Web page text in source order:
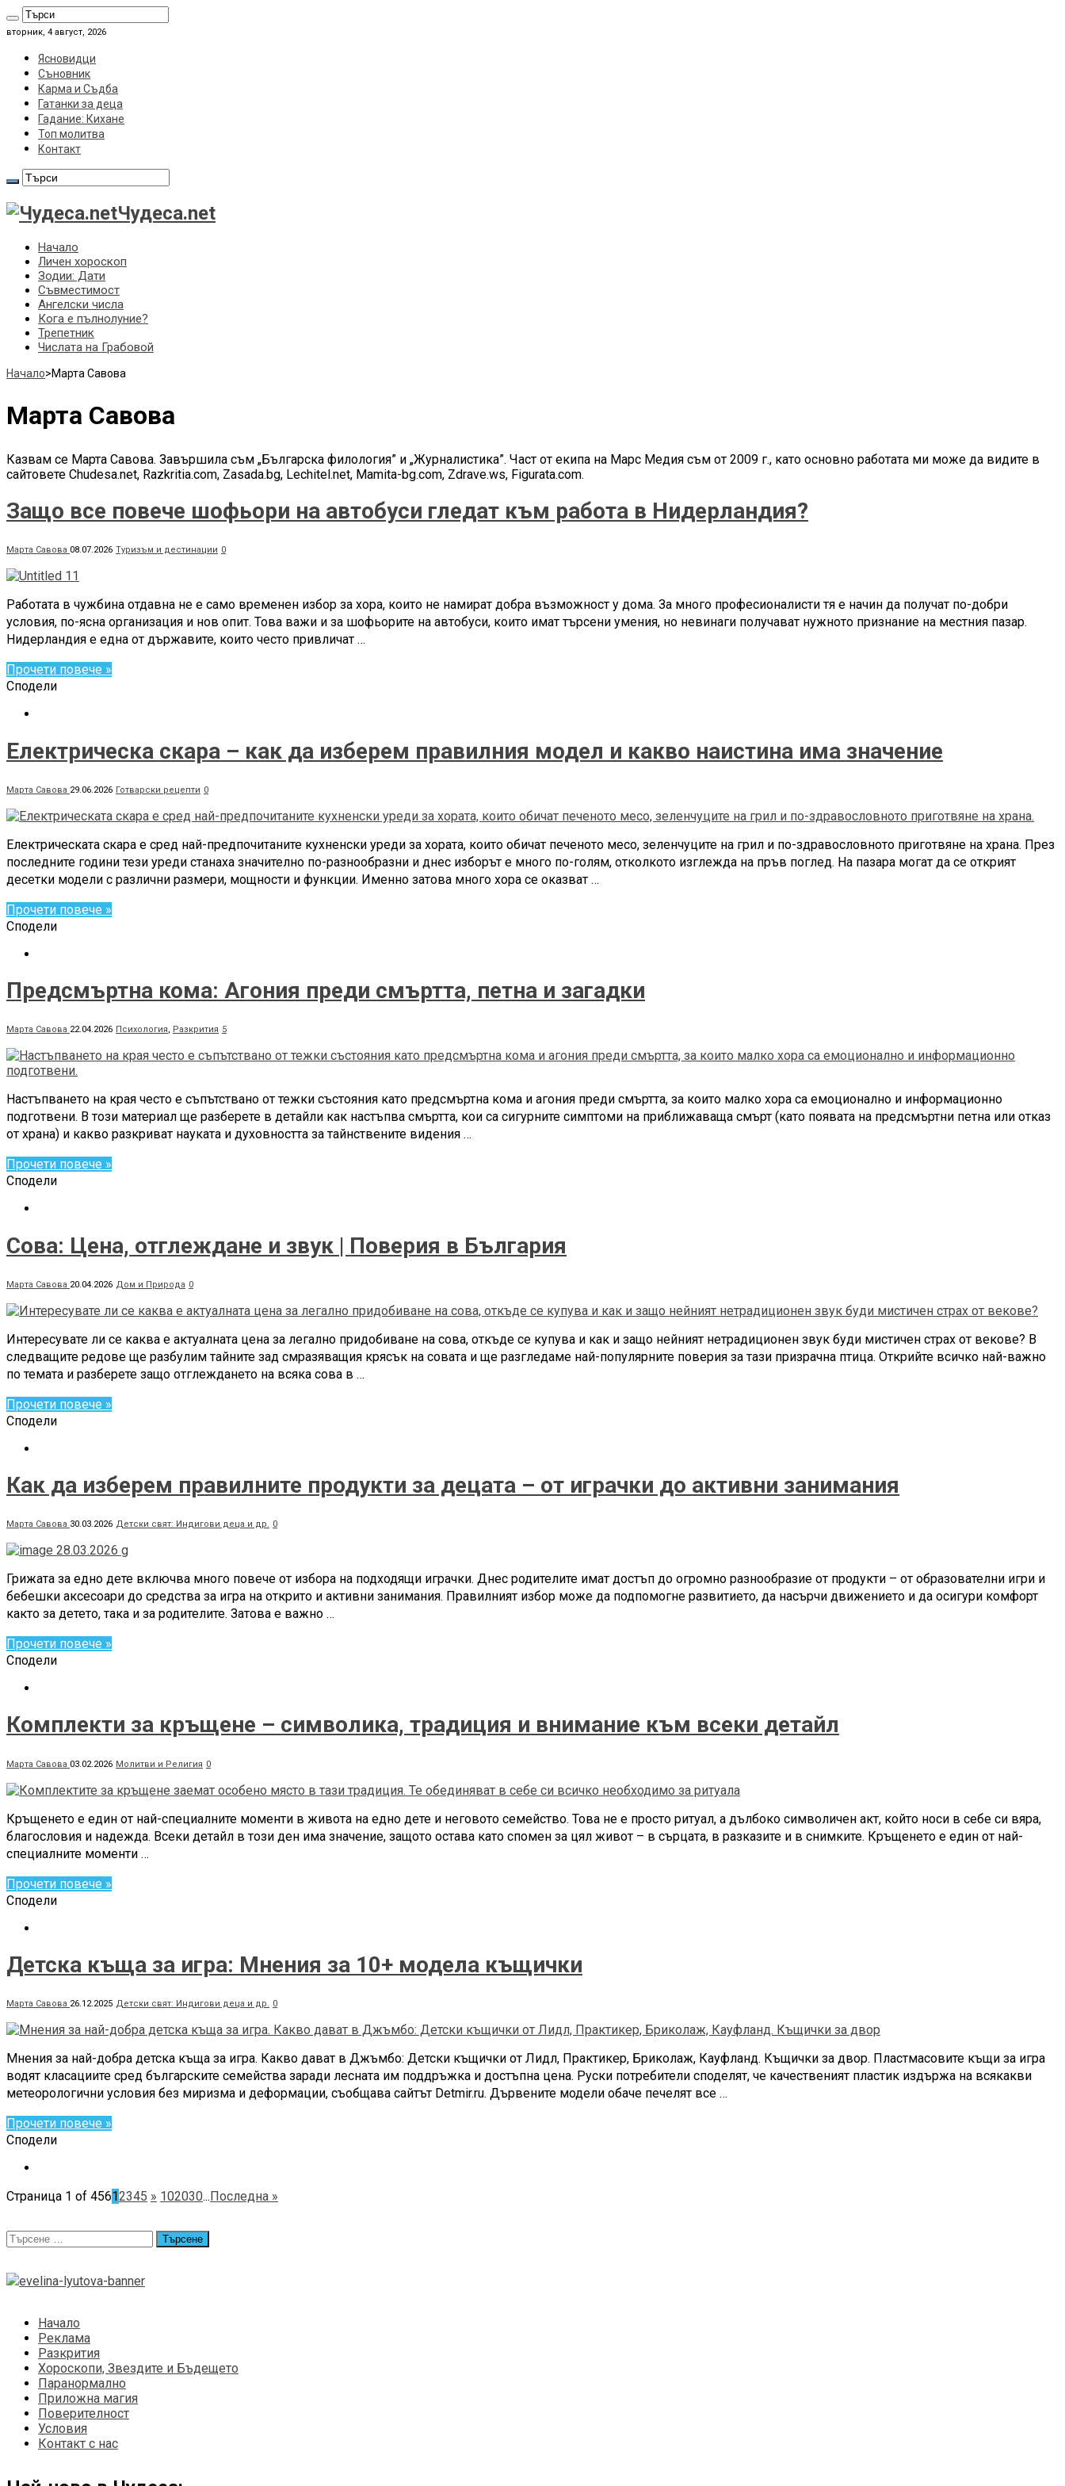
вторник, 4 август, 2026
Ясновидци
Съновник
Карма и Съдба
Гатанки за деца
Гадание: Кихане
Топ молитва
Контакт
Чудеса.net
Начало
Личен хороскоп
Зодии: Дати
Съвместимост
Ангелски числа
Кога е пълнолуние?
Трепетник
Числата на Грабовой
Начало>Марта Савова
Марта Савова
Казвам се Марта Савова. Завършила съм „Българска филология” и „Журналистика”. Част от екипа на Марс Медия съм от 2009 г., като основно работата ми може да видите в
сайтовете Chudesa.net, Razkritia.com, Zasada.bg, Lechitel.net, Mamita-bg.com, Zdrave.ws, Figurata.com.
Защо все повече шофьори на автобуси гледат към работа в Нидерландия?
Марта Савова 08.07.2026 Туризъм и дестинации 0
Работата в чужбина отдавна не е само временен избор за хора, които не намират добра възможност у дома. За много професионалисти тя е начин да получат по-добри
условия, по-ясна организация и нов опит. Това важи и за шофьорите на автобуси, които имат търсени умения, но невинаги получават нужното признание на местния пазар.
Нидерландия е една от държавите, които често привличат …
Прочети повече »
Сподели
Електрическа скара – как да изберем правилния модел и какво наистина има значение
Марта Савова 29.06.2026 Готварски рецепти 0
Електрическата скара е сред най-предпочитаните кухненски уреди за хората, които обичат печеното месо, зеленчуците на грил и по-здравословното приготвяне на храна. През
последните години тези уреди станаха значително по-разнообразни и днес изборът е много по-голям, отколкото изглежда на пръв поглед. На пазара могат да се открият
десетки модели с различни размери, мощности и функции. Именно затова много хора се оказват …
Прочети повече »
Сподели
Предсмъртна кома: Агония преди смъртта, петна и загадки
Марта Савова 22.04.2026 Психология, Разкрития 5
Настъпването на края често е съпътствано от тежки състояния като предсмъртна кома и агония преди смъртта, за които малко хора са емоционално и информационно
подготвени. В този материал ще разберете в детайли как настъпва смъртта, кои са сигурните симптоми на приближаваща смърт (като появата на предсмъртни петна или отказ
от храна) и какво разкриват науката и духовността за тайнствените видения …
Прочети повече »
Сподели
Сова: Цена, отглеждане и звук | Поверия в България
Марта Савова 20.04.2026 Дом и Природа 0
Интересувате ли се каква е актуалната цена за легално придобиване на сова, откъде се купува и как и защо нейният нетрадиционен звук буди мистичен страх от векове? В
следващите редове ще разбулим тайните зад смразяващия крясък на совата и ще разгледаме най-популярните поверия за тази призрачна птица. Открийте всичко най-важно
по темата и разберете защо отглеждането на всяка сова в …
Прочети повече »
Сподели
Как да изберем правилните продукти за децата – от играчки до активни занимания
Марта Савова 30.03.2026 Детски свят: Индигови деца и др. 0
Грижата за едно дете включва много повече от избора на подходящи играчки. Днес родителите имат достъп до огромно разнообразие от продукти – от образователни игри и
бебешки аксесоари до средства за игра на открито и активни занимания. Правилният избор може да подпомогне развитието, да насърчи движението и да осигури комфорт
както за детето, така и за родителите. Затова е важно …
Прочети повече »
Сподели
Комплекти за кръщене – символика, традиция и внимание към всеки детайл
Марта Савова 03.02.2026 Молитви и Религия 0
Кръщенето е един от най-специалните моменти в живота на едно дете и неговото семейство. Това не е просто ритуал, а дълбоко символичен акт, който носи в себе си вяра,
благословия и надежда. Всеки детайл в този ден има значение, защото остава като спомен за цял живот – в сърцата, в разказите и в снимките. Кръщенето е един от най-
специалните моменти …
Прочети повече »
Сподели
Детска къща за игра: Мнения за 10+ модела къщички
Марта Савова 26.12.2025 Детски свят: Индигови деца и др. 0
Мнения за най-добра детска къща за игра. Какво дават в Джъмбо: Детски къщички от Лидл, Практикер, Бриколаж, Кауфланд. Къщички за двор. Пластмасовите къщи за игра
водят класациите сред българските семейства заради лесната им поддръжка и достъпна цена. Руски потребители споделят, че качественият пластик издържа на всякакви
метеорологични условия без миризма и деформации, съобщава сайтът Detmir.ru. Дървените модели обаче печелят все …
Прочети повече »
Сподели
Страница 1 of 45612345 » 102030... Последна »
Търсене
за:
Начало
Реклама
Разкрития
Хороскопи, Звездите и Бъдещето
Паранормално
Приложна магия
Поверителност
Условия
Контакт с нас